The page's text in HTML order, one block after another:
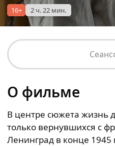
16+ 2 ч. 22 мин.
О фильме
В центре сюжета жизнь
только вернувшихся с
Ленинград в конце 1945